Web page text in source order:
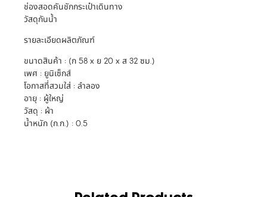
ช่องสอดคันชักกระเป๋าเดินทาง
วัสดุกันน้ำ
รายละเอียดผลิตภัณฑ์
ขนาดสินค้า : (ก 58 x ย 20 x ส 32 ซม.)
เพศ : ยูนิเซ็กส์
โอกาสที่สวมใส่ : ลำลอง
อายุ : ผู้ใหญ่
วัสดุ : ผ้า
น้ำหนัก (ก.ก.) : 0.5